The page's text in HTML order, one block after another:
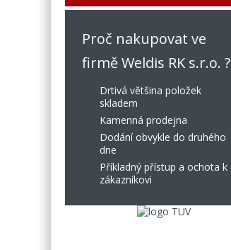
Proč nakupovat ve
firmě Weldis RK s.r.o. ?
Drtivá většina položek
skladem
Kamenná prodejna
Dodání obvykle do druhého
dne
Příkladný přístup a ochota k
zákazníkovi